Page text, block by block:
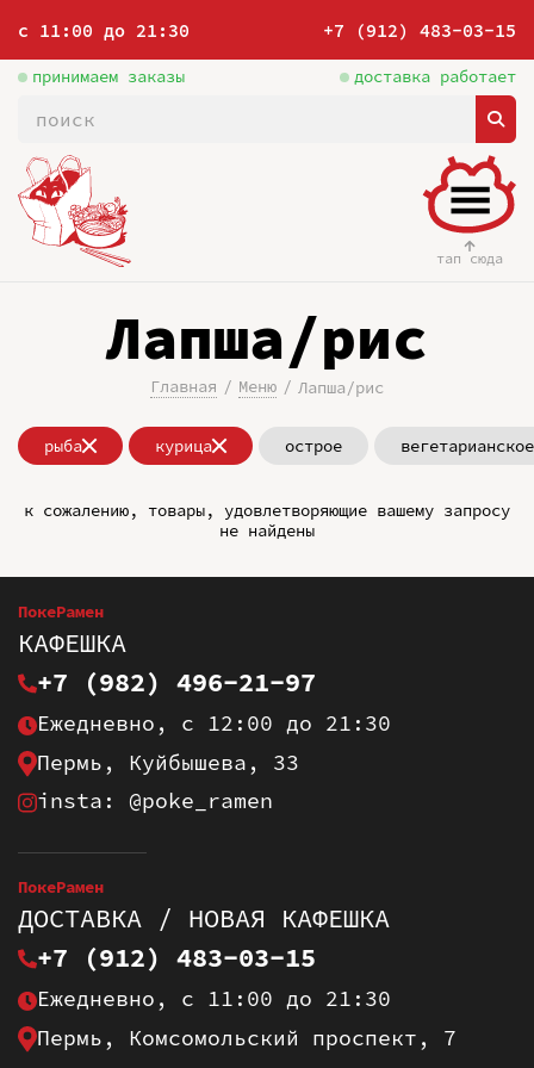
с 11:00 до 21:30 +7 (912) 483-03-15
принимаем заказы доставка работает
тап сюда
Лапша/рис
Главная Меню Лапша/рис
рыба курица острое вегетарианское
к сожалению, товары, удовлетворяющие вашему запросу
не найдены
ПокеРамен
КАФЕШКА
+7 (982) 496-21-97
Ежедневно, с 12:00 до 21:30
Пермь, Куйбышева, 33
insta: @poke_ramen
ПокеРамен
ДОСТАВКА / НОВАЯ КАФЕШКА
+7 (912) 483-03-15
Ежедневно, с 11:00 до 21:30
Пермь, Комсомольский проспект, 7